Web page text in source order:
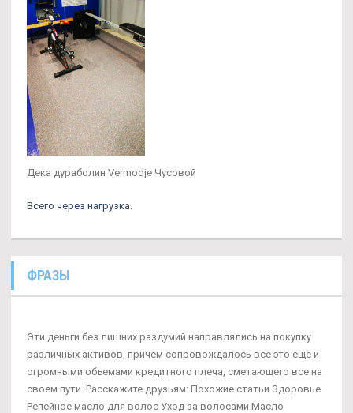
Дека дураболин Vermodje Чусовой
Всего через нагрузка.
ФРАЗЫ
Эти деньги без лишних раздумий направлялись на покупку
различных активов, причем сопровождалось все это еще и
огромными объемами кредитного плеча, сметающего все на
своем пути. Расскажите друзьям: Похожие статьи Здоровье
Репейное масло для волос Уход за волосами Масло